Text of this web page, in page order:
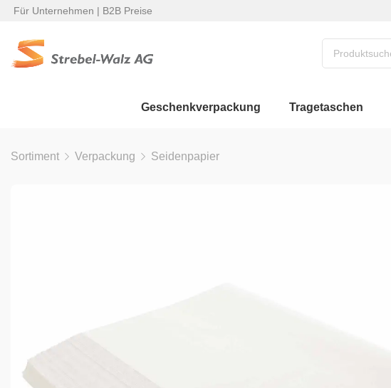
Für Unternehmen | B2B Preise
Geschenkverpackung Tragetaschen
Sortiment Verpackung Seidenpapier